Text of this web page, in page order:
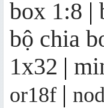
cổng
node OR16
box 1:8 |
bộ chia
1x32 |
or18f |